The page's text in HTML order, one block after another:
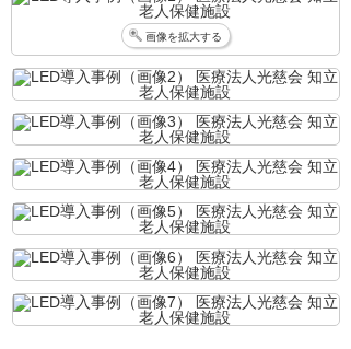
画像を拡大する